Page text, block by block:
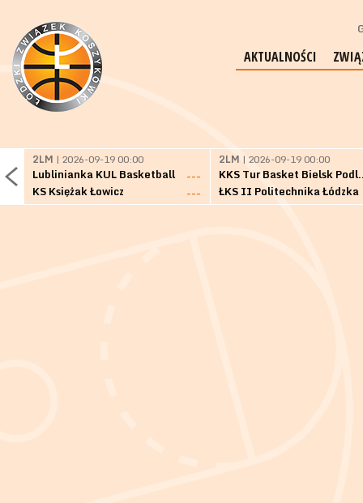
AKTUALNOŚCI
2LM | 2026-09-19 00:00
Lublinianka KUL Basketball
---
KS Księżak Łowicz
---
2LM | 2026-09-19 00:00
KKS Tur
ŁKS II Politechnika Łódzka